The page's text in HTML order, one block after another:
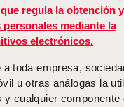
regula la obtención
mediante la
electrónicos.
toda empresa,
u otras análogas la
cualquier componente